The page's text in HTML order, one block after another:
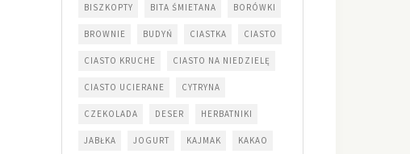
BISZKOPTY BITA ŚMIETANA BORÓWKI
BROWNIE BUDYŃ CIASTKA CIASTO
CIASTO KRUCHE CIASTO NA NIEDZIELĘ
CIASTO UCIERANE CYTRYNA
CZEKOLADA DESER HERBATNIKI
JABŁKA JOGURT KAJMAK KAKAO